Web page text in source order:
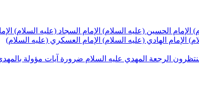
الإمام الحسين (عليه السلام) الإمام السجاد (عليه السلام)
الإمام الهادي (عليه السلام) الإمام العسكري (عليه السلام)
الرجعة المهدي عليه السلام ضرورة آيات مؤولة